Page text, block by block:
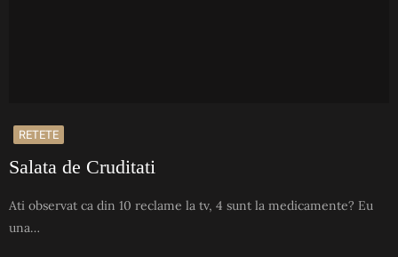
RETETE
Salata de Cruditati
Ati observat ca din 10 reclame la tv, 4 sunt la medicamente? Eu
una…